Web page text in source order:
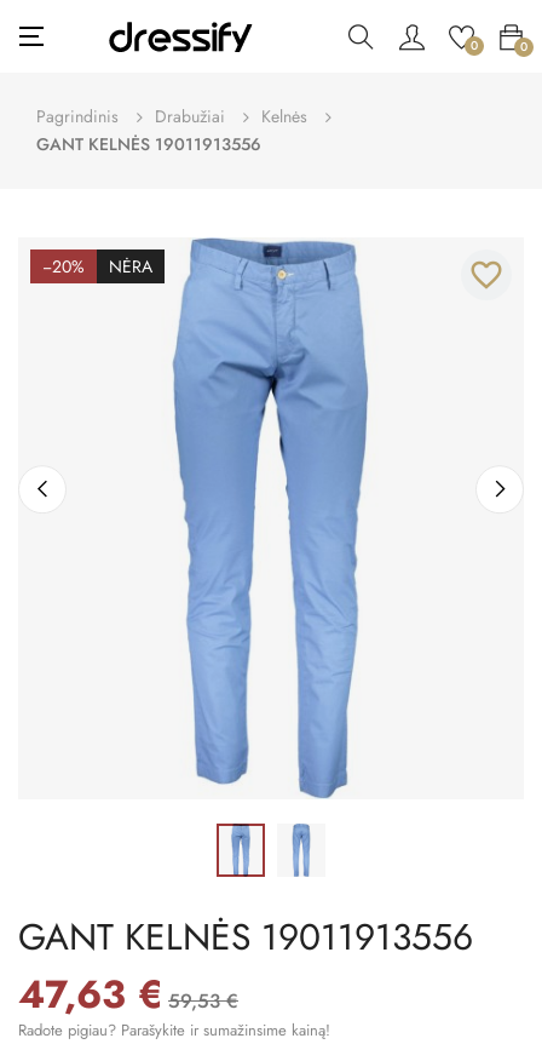
Toggle
navigation
☰ 0 0
Pagrindinis Drabužiai
Kelnės
GANT KELNĖS 19011913556
−20% NĖRA favorite_border
GANT KELNĖS 19011913556
47,63 € 59,53 €
Radote pigiau? Parašykite ir sumažinsime kainą!